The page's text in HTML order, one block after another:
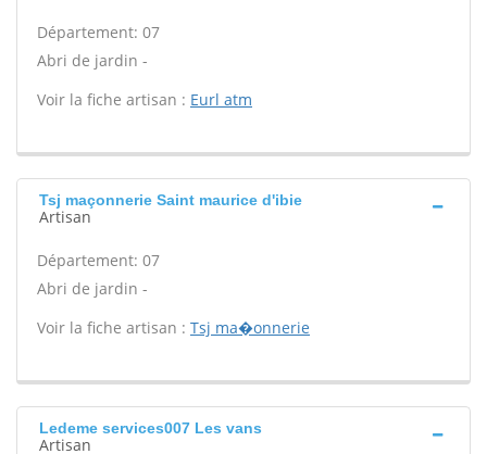
Département: 07
Abri de jardin -
Voir la fiche artisan : Eurl atm
Tsj maçonnerie Saint maurice d'ibie
Artisan
Département: 07
Abri de jardin -
Voir la fiche artisan : Tsj ma�onnerie
Ledeme services007 Les vans
Artisan